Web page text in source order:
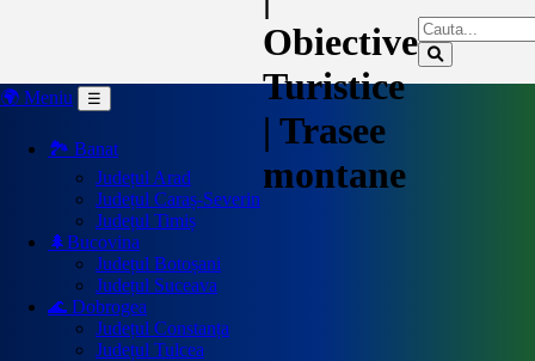
Obiective
Turistice
| Trasee
montane
🌍 Meniu ☰
🏞️ Banat
Județul Arad
Județul Caraș-Severin
Județul Timiș
🌲Bucovina
Județul Botoșani
Județul Suceava
🌊 Dobrogea
Județul Constanța
Județul Tulcea